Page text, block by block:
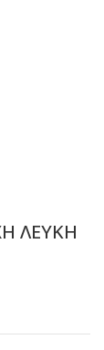
ΛΕΥΚΗ